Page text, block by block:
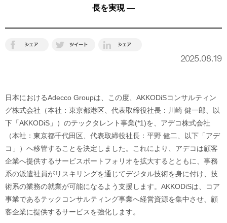
長を実現 ―
2025.08.19
日本におけるAdecco Groupは、この度、AKKODiSコンサルティン
グ株式会社（本社：東京都港区、代表取締役社長：川崎 健一郎、以
下「AKKODiS」）のテックタレント事業(*1)を、アデコ株式会社
（本社：東京都千代田区、代表取締役社長：平野 健二、以下「アデ
コ」）へ移管することを決定しました。これにより、アデコは顧客
企業へ提供するサービスポートフォリオを拡大するとともに、事務
系の派遣社員がリスキリングを通じてデジタル技術を身に付け、技
術系の業務の就業が可能になるよう支援します。AKKODiSは、コア
事業であるテックコンサルティング事業へ経営資源を集中させ、顧
客企業に提供するサービスを強化します。